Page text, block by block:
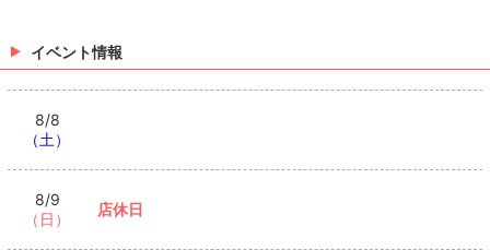
リ！！ さらにボトル1本サービス！！是非、ご
ット50分7000円ボッキリ！！ さらにボトル1本サービ
ス！！是非、ご来店お待ちしております！✨ #キャバ
クラ #キャバ嬢 #神戸 #三宮 TikTokで記事を開くTHE
（01/08 21:27）
すご😂 出演キャスト：のんさん 📍ダンデライ
来店お待ちしております！✨ #キャバクラ #キ
非、ご来店お待ちしております！✨ #キャバクラ #キ
ャバ嬢 #神戸 #三宮 TikTokで記事を開くTHE LOUNGE
イベント情報
8/8
（土）
8/9
（日）
店休日